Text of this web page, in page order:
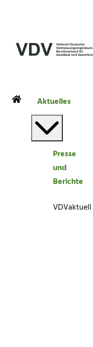
Aktuelles
Presse
und
Berichte
VDVaktuell